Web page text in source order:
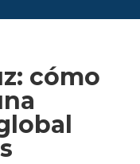
cómo